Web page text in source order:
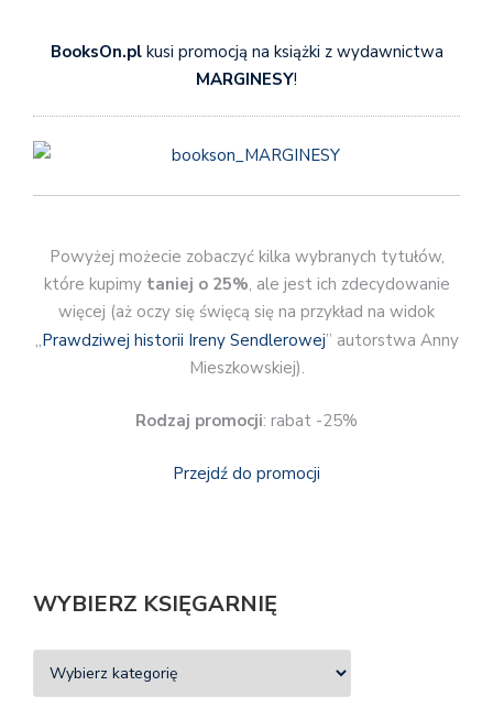
BooksOn.plkusi promocją na książki z wydawnictwa
MARGINESY!
Powyżej możecie zobaczyć kilka wybranych tytułów,
które kupimy taniej o 25%, ale jest ich zdecydowanie
więcej (aż oczy się święcą się na przykład na widok
„Prawdziwej historii Ireny Sendlerowej” autorstwa Anny
Mieszkowskiej).
Rodzaj promocji: rabat -25%
Przejdź do promocji
WYBIERZ KSIĘGARNIĘ